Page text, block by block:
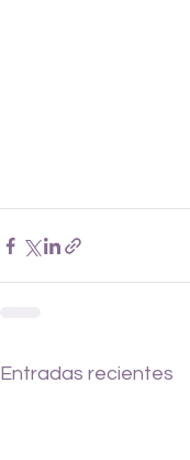
Entradas recientes